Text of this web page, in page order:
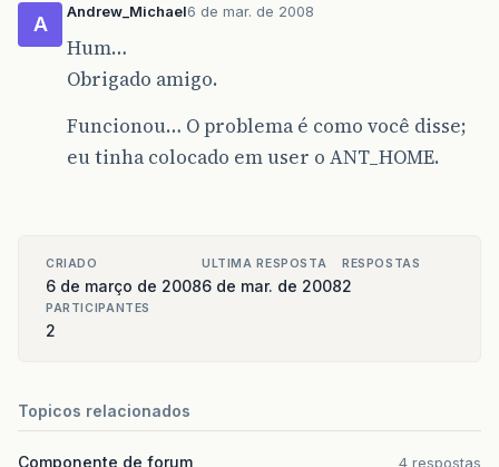
A
Andrew_Michael6 de mar. de 2008
Hum…
Obrigado amigo.
Funcionou… O problema é como você disse;
eu tinha colocado em user o ANT_HOME.
CRIADO
6 de março de 2008
ULTIMA RESPOSTA
6 de mar. de 2008
RESPOSTAS
2
PARTICIPANTES
2
Topicos relacionados
Componente de forum 4 respostas